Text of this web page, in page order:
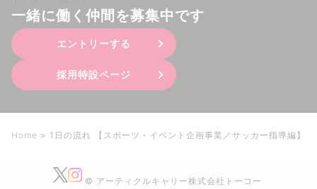
一緒に働く仲間を募集中です
エントリーする
採用特設ページ
Home > 1日の流れ 【スポーツ・イベント企画事業／サッカー指導編】
© アーティクルキャリー株式会社トーコー